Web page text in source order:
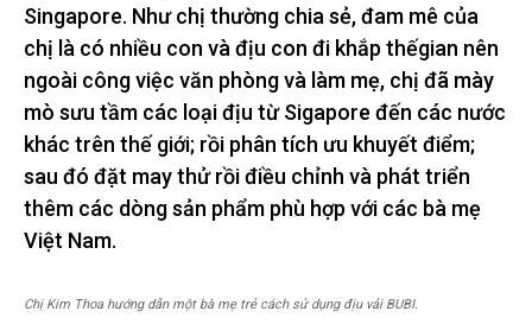
Singapore. Như chị thường chia sẻ, đam mê của
chị là có nhiều con và địu con đi khắp thếgian nên
ngoài công việc văn phòng và làm mẹ, chị đã mày
mò sưu tầm các loại địu từ Sigapore đến các nước
khác trên thế giới; rồi phân tích ưu khuyết điểm;
sau đó đặt may thử rồi điều chỉnh và phát triển
thêm các dòng sản phẩm phù hợp với các bà mẹ
Việt Nam.
Chị Kim Thoa hướng dẫn một bà mẹ trẻ cách sử dụng địu vải BUBI.